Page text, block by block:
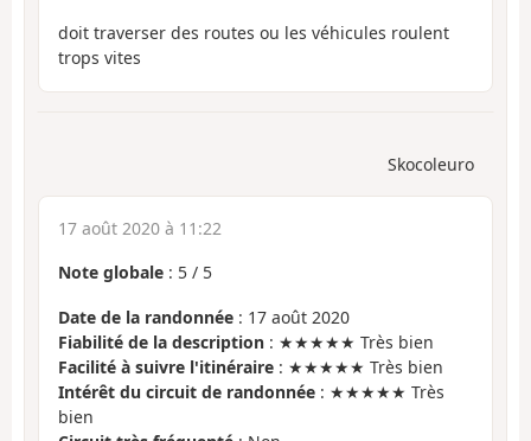
doit traverser des routes ou les véhicules roulent
trops vites
Skocoleuro
17 août 2020 à 11:22
Note globale : 5 / 5
Date de la randonnée : 17 août 2020
Fiabilité de la description : ★★★★★ Très bien
Facilité à suivre l'itinéraire : ★★★★★ Très bien
Intérêt du circuit de randonnée : ★★★★★ Très
bien